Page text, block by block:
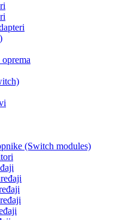
(Switch modules)